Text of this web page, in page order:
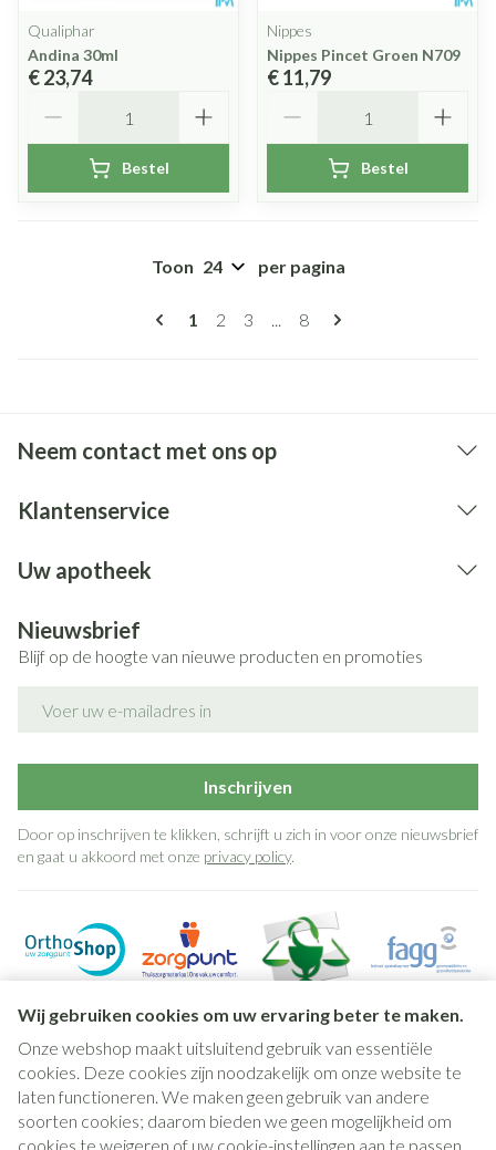
Wij gebruiken cookies om uw ervaring beter te maken.
Onze webshop maakt uitsluitend gebruik van essentiële
cookies. Deze cookies zijn noodzakelijk om onze website te
laten functioneren. We maken geen gebruik van andere
soorten cookies; daarom bieden we geen mogelijkheid om
cookies te weigeren of uw cookie-instellingen aan te passen.
Qualiphar
Andina 30ml
€ 23,74
Bestel
Nippes
Nippes Pincet Groen N709
€ 11,79
Bestel
Pagina's
U lees momenteel pagina
1 Pagina
2 Pagina
3 ... Pagina
8
Toon per pagina
Neem contact met ons op
Klantenservice
Uw apotheek
Nieuwsbrief
Blijf op de hoogte van nieuwe producten en promoties
Inschrijven
Door op inschrijven te klikken, schrijft u zich in voor onze nieuwsbrief
en gaat u akkoord met onze privacy policy.